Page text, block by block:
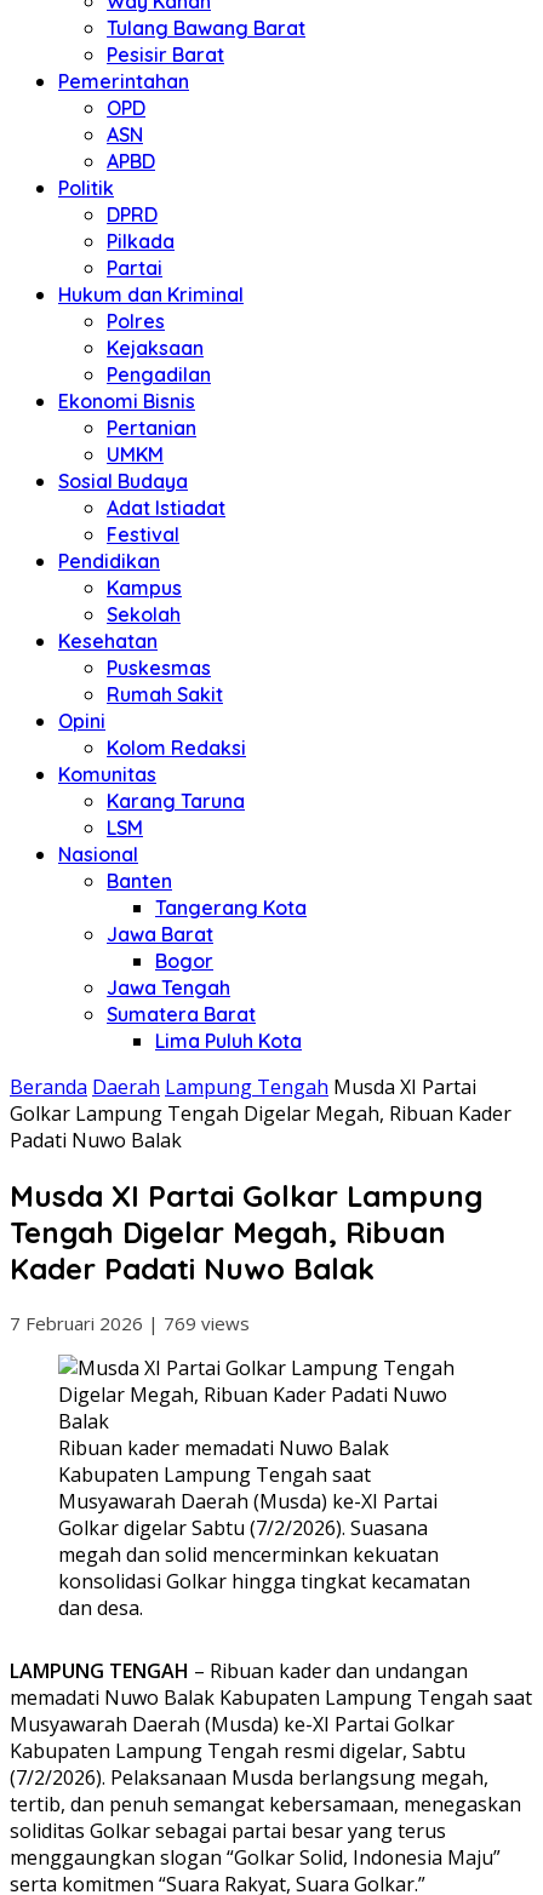
Tulang Bawang Barat
Pesisir Barat
Pemerintahan
OPD
ASN
APBD
Politik
DPRD
Pilkada
Partai
Hukum dan Kriminal
Polres
Kejaksaan
Pengadilan
Ekonomi Bisnis
Pertanian
UMKM
Sosial Budaya
Adat Istiadat
Festival
Pendidikan
Kampus
Sekolah
Kesehatan
Puskesmas
Rumah Sakit
Opini
Kolom Redaksi
Komunitas
Karang Taruna
LSM
Nasional
Banten
Tangerang Kota
Jawa Barat
Bogor
Jawa Tengah
Sumatera Barat
Lima Puluh Kota
Beranda Daerah Lampung Tengah Musda XI Partai
Golkar Lampung Tengah Digelar Megah, Ribuan Kader
Padati Nuwo Balak
Musda XI Partai Golkar Lampung
Tengah Digelar Megah, Ribuan
Kader Padati Nuwo Balak
7 Februari 2026 | 769 views
Ribuan kader memadati Nuwo Balak
Kabupaten Lampung Tengah saat
Musyawarah Daerah (Musda) ke-XI Partai
Golkar digelar Sabtu (7/2/2026). Suasana
megah dan solid mencerminkan kekuatan
konsolidasi Golkar hingga tingkat kecamatan
dan desa.
LAMPUNG TENGAH – Ribuan kader dan undangan
memadati Nuwo Balak Kabupaten Lampung Tengah saat
Musyawarah Daerah (Musda) ke-XI Partai Golkar
Kabupaten Lampung Tengah resmi digelar, Sabtu
(7/2/2026). Pelaksanaan Musda berlangsung megah,
tertib, dan penuh semangat kebersamaan, menegaskan
soliditas Golkar sebagai partai besar yang terus
menggaungkan slogan “Golkar Solid, Indonesia Maju”
serta komitmen “Suara Rakyat, Suara Golkar.”